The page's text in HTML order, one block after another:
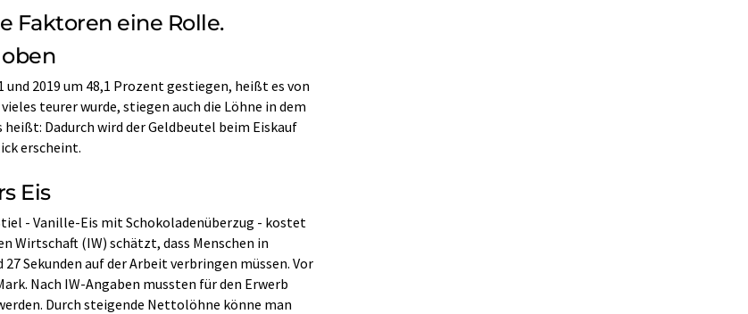
Faktoren eine Rolle.
und 2019 um 48,1 Prozent gestiegen, heißt es von
teurer wurde, stiegen auch die Löhne in dem
Dadurch wird der Geldbeutel beim Eiskauf
erscheint.
Eis
- Vanille-Eis mit Schokoladenüberzug - kostet
Wirtschaft (IW) schätzt, dass Menschen in
Sekunden auf der Arbeit verbringen müssen. Vor
Nach IW-Angaben mussten für den Erwerb
Durch steigende Nettolöhne könne man